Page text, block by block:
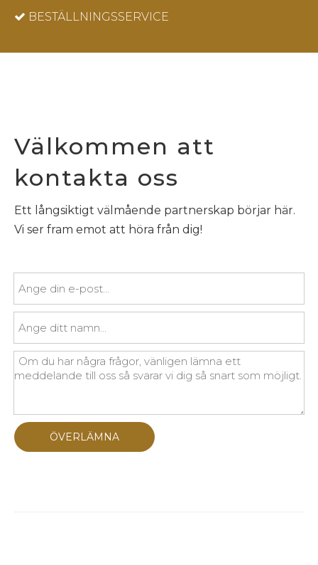
 BESTÄLLNINGSSERVICE
Välkommen att
kontakta oss
Ett långsiktigt välmående partnerskap börjar här.
Vi ser fram emot att höra från dig!
ÖVERLÄMNA